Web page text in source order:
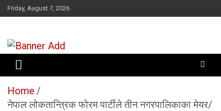
Skip
to
Friday, August 7, 2026
सूचना तपाईंकाे अधिकार
Home
नेपाल लोकतान्त्रिक फोरम पार्टीले तीन नगरपालिकाका मेयर/